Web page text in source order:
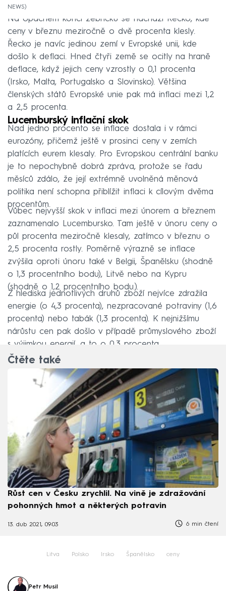
NEWS
Na opačném konci žebříčku se nachází Řecko, kde
ceny v březnu meziročně o dvě procenta klesly.
Řecko je navíc jedinou zemí v Evropské unii, kde
došlo k deflaci. Hned čtyři země se ocitly na hraně
deflace, když jejich ceny vzrostly o 0,1 procenta
(Irsko, Malta, Portugalsko a Slovinsko). Většina
členských států Evropské unie pak má inflaci mezi 1,2
a 2,5 procenta.
Lucemburský inflační skok
Nad jedno procento se inflace dostala i v rámci
eurozóny, přičemž ještě v prosinci ceny v zemích
platících eurem klesaly. Pro Evropskou centrální banku
je to nepochybně dobrá zpráva, protože se řadu
měsíců zdálo, že její extrémně uvolněná měnová
politika není schopna přiblížit inflaci k cílovým dvěma
procentům.
Vůbec nejvyšší skok v inflaci mezi únorem a březnem
zaznamenalo Lucembursko. Tam ještě v únoru ceny o
půl procenta meziročně klesaly, zatímco v březnu o
2,5 procenta rostly. Poměrně výrazně se inflace
zvýšila oproti únoru také v Belgii, Španělsku (shodně
o 1,3 procentního bodu), Litvě nebo na Kypru
(shodně o 1,2 procentního bodu.).
Z hlediska jednotlivých druhů zboží nejvíce zdražila
energie (o 4,3 procenta), nezpracované potraviny (1,6
procenta) nebo tabák (1,3 procenta). K nejnižšímu
nárůstu cen pak došlo v případě průmyslového zboží
s výjimkou energií, a to o 0,3 procenta.
Čtěte také
Růst cen v Česku zrychlil. Na vině je zdražování
pohonných hmot a některých potravin
13. dub 2021, 09:03 6 min čtení
Litva Polsko Irsko Španělsko ceny
Petr Musil